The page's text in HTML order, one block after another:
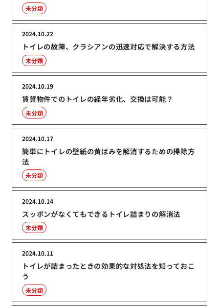
未分類
トイレの故障、クラシアンの迅速対応で解決する方法
2024.10.22
未分類
賃貸物件でのトイレの経年劣化、交換は可能？
2024.10.19
未分類
簡単にトイレの壁紙の黄ばみを解消するための掃除方
法
2024.10.17
未分類
スッポンがなくてもできるトイレ詰まりの解消法
2024.10.14
未分類
トイレが詰まったときの効果的な対処法を知っておこ
う
2024.10.11
未分類